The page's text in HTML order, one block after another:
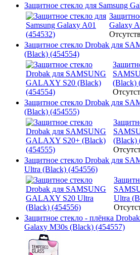
Защитное стекло для Samsung
Galaxy
Защитное стекло Drobak для
(Black) (454554)
(Black)
Защитное стекло Drobak для
(Black) (454555)
(Black)
Защитное стекло Drobak для
Ultra (Black) (454556)
Ultra
Защитное стекло - плёнка
Galaxy M30s (Black) (454557)